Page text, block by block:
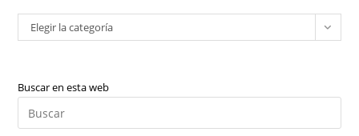
Categorías
Elegir la categoría
Buscar en esta web